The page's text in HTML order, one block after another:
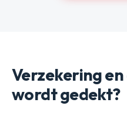
Verzekering
wordt gedekt?